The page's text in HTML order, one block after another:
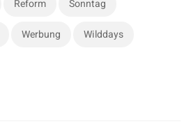
Reform Sonntag
Werbung Wilddays